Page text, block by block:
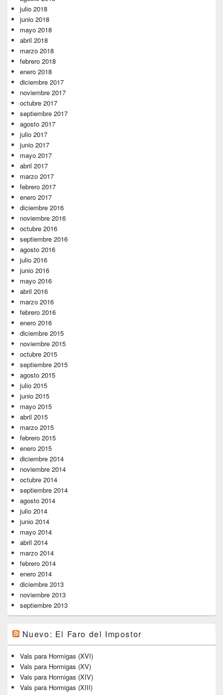
julio 2018
junio 2018
mayo 2018
abril 2018
marzo 2018
febrero 2018
enero 2018
diciembre 2017
noviembre 2017
octubre 2017
septiembre 2017
agosto 2017
julio 2017
junio 2017
mayo 2017
abril 2017
marzo 2017
febrero 2017
enero 2017
diciembre 2016
noviembre 2016
octubre 2016
septiembre 2016
agosto 2016
julio 2016
junio 2016
mayo 2016
abril 2016
marzo 2016
febrero 2016
enero 2016
diciembre 2015
noviembre 2015
octubre 2015
septiembre 2015
agosto 2015
julio 2015
junio 2015
mayo 2015
abril 2015
marzo 2015
febrero 2015
enero 2015
diciembre 2014
noviembre 2014
octubre 2014
septiembre 2014
agosto 2014
julio 2014
junio 2014
mayo 2014
abril 2014
marzo 2014
febrero 2014
enero 2014
diciembre 2013
noviembre 2013
septiembre 2013
Nuevo: El Faro del Impostor
Vals para Hormigas (XVI)
Vals para Hormigas (XV)
Vals para Hormigas (XIV)
Vals para Hormigas (XIII)